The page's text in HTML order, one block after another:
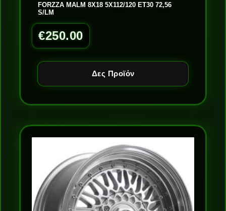
FORZZA MALM 8X18 5X112/120 ET30 72,56
S/LM
€250.00
Δες Προϊόν